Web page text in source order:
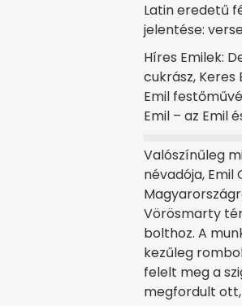
Latin eredetű
jelentése:
Híres Emilek:
cukrász, Keres
Emil
Emil – az Emil
Valószínűleg
névadója,
Vörösmarty
bolthoz. A
kezűleg
felelt meg a
megfordult